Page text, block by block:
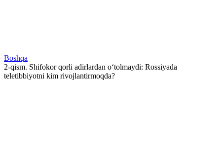
Boshqa
2-qism. Shifokor qorli adirlardan o‘tolmaydi: Rossiyada
teletibbiyotni kim rivojlantirmoqda?